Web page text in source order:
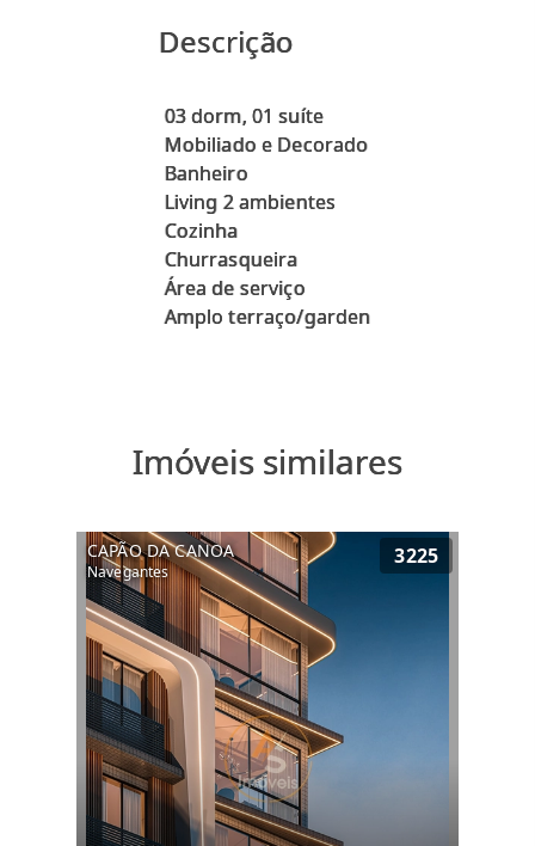
Descrição
03 dorm, 01 suíte
Mobiliado e Decorado
Banheiro
Living 2 ambientes
Cozinha
Churrasqueira
Área de serviço
Imóveis similares
CAPÃO DA CANOA
Navegantes
3225